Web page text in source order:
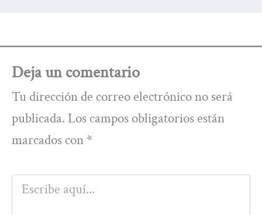
Deja un comentario
Tu dirección de correo electrónico no será
publicada. Los campos obligatorios están
marcados con *
Escribe
aquí...